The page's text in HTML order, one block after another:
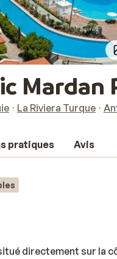
Mardan
La Riviera Turque
pratiques Avis
directement sur la